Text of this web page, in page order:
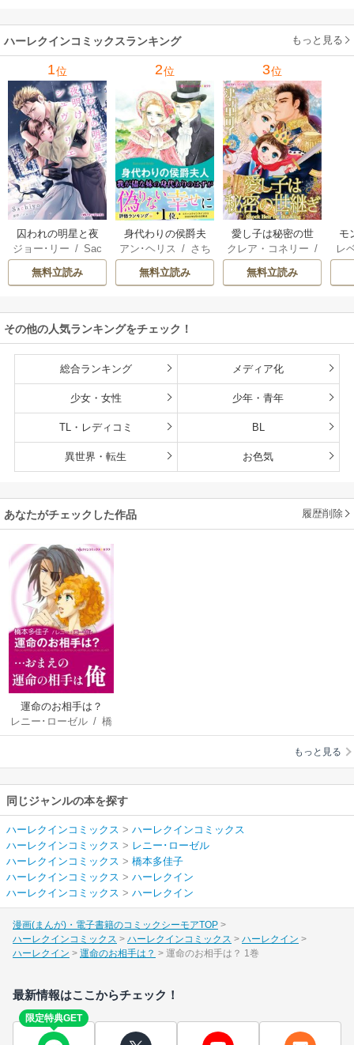
ーガン/星合操/ア
ン･ウィール/ 津寺
里可子
ウェイ/一重夕子
ーディ/海野みつる
サラ･ウッド/流
水凛子
ザ
ハーレクインコミックスランキング もっと見る
1位
囚われの明星と夜
明けのシュヴァリ
エ
ジョー･リー /Sac
hiyo
無料立読み
2位
身代わりの侯爵夫
人
アン･ヘリス / さち
みりほ
無料立読み
3位
愛し子は秘密の世
継ぎ
クレア・コネリー /
津寺里可子
無料立読み
モ
結
レ
その他の人気ランキングをチェック！
総合ランキング メディア化
少女・女性 少年・青年
TL・レディコミ BL
異世界・転生 お色気
あなたがチェックした作品 履歴削除
運命のお相手は？
レニー･ローゼル /橋
本多佳子
もっと見る
同じジャンルの本を探す
ハーレクインコミックス > ハーレクインコミックス
ハーレクインコミックス > レニー･ローゼル
ハーレクインコミックス > 橋本多佳子
ハーレクインコミックス > ハーレクイン
ハーレクインコミックス > ハーレクイン
漫画(まんが)・電子書籍のコミックシーモアTOP
ハーレクインコミックス
ハーレクインコミックス
ハーレクイン
ハーレクイン
運命のお相手は？ 運命のお相手は？ 1巻
最新情報はここからチェック！
限定特典GET